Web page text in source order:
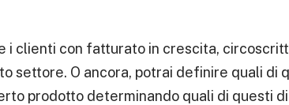
i clienti con fatturato in crescita,
settore. O ancora, potrai definire quali di
prodotto determinando quali di questi